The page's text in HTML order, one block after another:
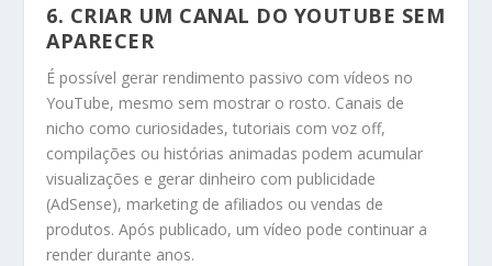
6. CRIAR UM CANAL DO YOUTUBE SEM
APARECER
É possível gerar rendimento passivo com vídeos no
YouTube, mesmo sem mostrar o rosto. Canais de
nicho como curiosidades, tutoriais com voz off,
compilações ou histórias animadas podem acumular
visualizações e gerar dinheiro com publicidade
(AdSense), marketing de afiliados ou vendas de
produtos. Após publicado, um vídeo pode continuar a
render durante anos.